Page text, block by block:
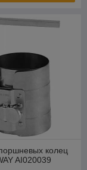
колец
AI020039